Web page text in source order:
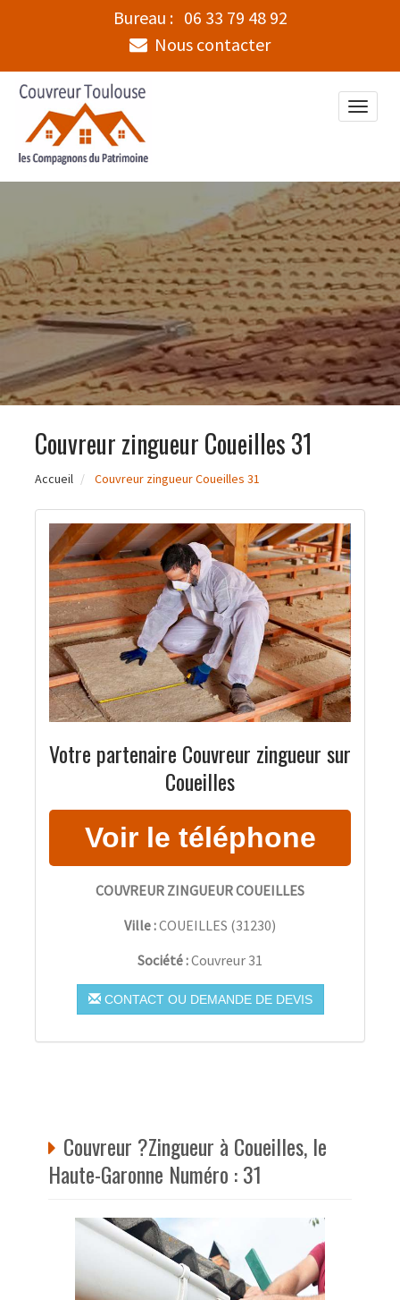
Bureau : 06 33 79 48 92
Nous contacter
Toggle
Couvreur zingueur Coueilles 31
Accueil Couvreur zingueur Coueilles 31
Votre partenaire Couvreur zingueur sur
Coueilles
COUVREUR ZINGUEUR COUEILLES
Ville :COUEILLES (31230)
Société :Couvreur 31
CONTACT OU DEMANDE DE DEVIS
Couvreur ?Zingueur à Coueilles, le
Haute-Garonne Numéro : 31